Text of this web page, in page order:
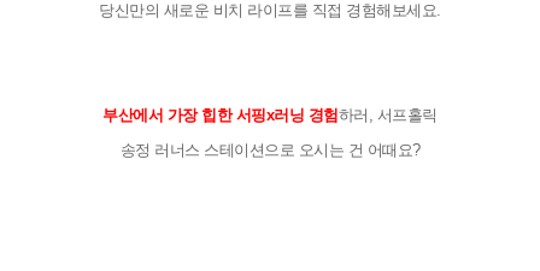
당신만의 새로운 비치 라이프를 직접 경험해보세요.
부산에서 가장 힙한 서핑x러닝 경험하러, 서프홀릭
송정 러너스 스테이션으로 오시는 건 어때요?